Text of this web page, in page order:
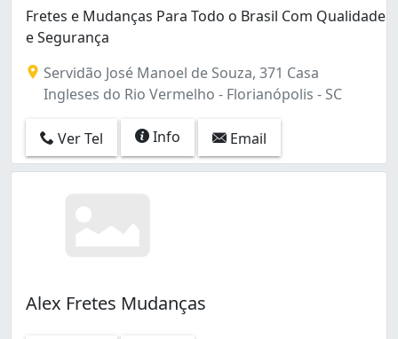
Fretes e Mudanças Para Todo o Brasil Com Qualidade
e Segurança
Servidão José Manoel de Souza, 371 Casa
Ingleses do Rio Vermelho - Florianópolis - SC
Ver Tel Info Email
Alex Fretes Mudanças